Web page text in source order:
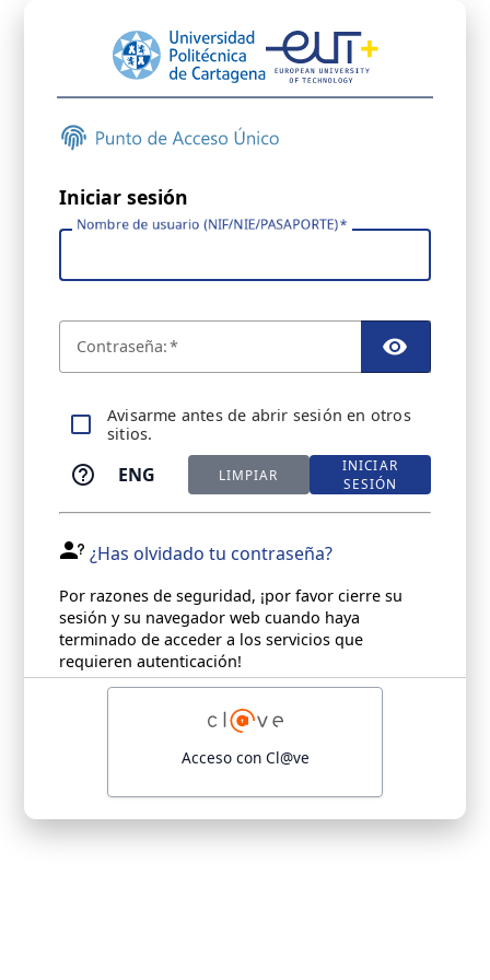
Iniciar sesión
Nombre de usuario (NIF/NIE/PASAPORTE)
Contraseña:
Avisarme antes de abrir sesión en otros
sitios.
ENG LIMPIAR
INICIAR
SESIÓN
¿Has olvidado tu contraseña?
Por razones de seguridad, ¡por favor cierre su
sesión y su navegador web cuando haya
terminado de acceder a los servicios que
requieren autenticación!